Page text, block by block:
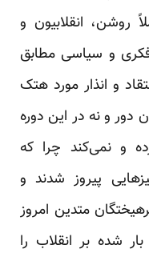
روشن، انقلابیون و
فکری و سیاسی مطابق
و انذار مورد هتک
دور و نه در این دوره
و نمی‌کند چرا که
پیروز شدند و
متدین امروز
شده بر انقلاب را